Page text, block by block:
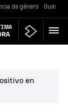
de género Guerra
en